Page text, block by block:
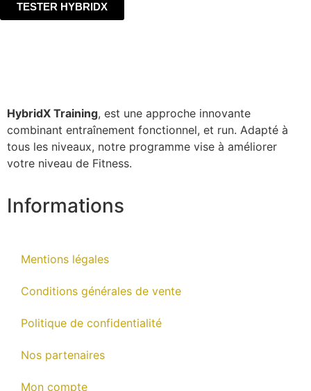
TESTER HYBRIDX
HybridX Training, est une approche innovante
combinant entraînement fonctionnel, et run. Adapté à
tous les niveaux, notre programme vise à améliorer
votre niveau de Fitness.
Informations
Mentions légales
Conditions générales de vente
Politique de confidentialité
Nos partenaires
Mon compte